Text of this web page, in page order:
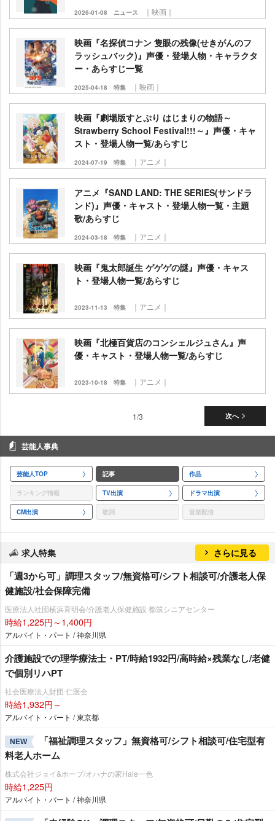
2026-01-08 ニュース ｜映画｜
映画『名探偵コナン 隻眼の残像(せきがんのフ
ラッシュバック)』声優・登場人物・キャラクタ
ー・あらすじ一覧
2025-04-18 特集 ｜映画｜
映画『劇場版すとぷり はじまりの物語～
Strawberry School Festival!!!～』声優・キャ
スト・登場人物一覧/あらすじ
2024-07-19 特集 ｜アニメ｜
アニメ『SAND LAND: THE SERIES(サンドラ
ンド)』声優・キャスト・登場人物一覧・主題
歌/あらすじ
2024-03-18 特集 ｜アニメ｜
映画『鬼太郎誕生 ゲゲゲの謎』声優・キャス
ト・登場人物一覧/あらすじ
2023-11-13 特集 ｜アニメ｜
映画『北極百貨店のコンシェルジュさん』声
優・キャスト・登場人物一覧/あらすじ
2023-10-18 特集 ｜アニメ｜
次へ
1/3
芸能人事典
芸能人TOP 記事 作品
ランキング情報 TV出演 ドラマ出演
CM出演 歌詞 音楽配信
求人特集 さらに見る
「週3から可」調理スタッフ/無資格可/シフト相談可/介護老人保
健施設/社会保障完備
医療法人社団横浜育明会/介護老人保健施設 都筑シニアセンター
時給1,225円～1,400円
アルバイト・パート / 神奈川県
介護施設での理学療法士・PT/時給1932円/高時給×残業なし/老健
で個別リハPT
社会医療法人財団 仁医会
時給1,932円～
アルバイト・パート / 東京都
NEW
「福祉調理スタッフ」無資格可/シフト相談可/住宅型有
料老人ホーム
株式会社ジョイ&ホープ/オハナの家Hale一色
時給1,225円
アルバイト・パート / 神奈川県